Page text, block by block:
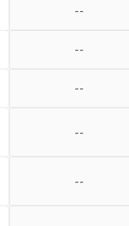
--
--
--
--
--